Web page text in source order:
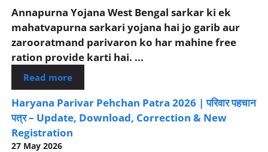
Annapurna Yojana West Bengal sarkar ki ek
mahatvapurna sarkari yojana hai jo garib aur
zarooratmand parivaron ko har mahine free
ration provide karti hai. ...
Read more
Haryana Parivar Pehchan Patra 2026 | परिवार पहचान
पत्र – Update, Download, Correction & New
Registration
27 May 2026